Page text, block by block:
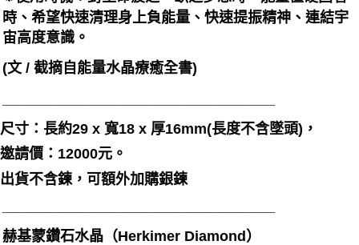
時、希望快速清理身上負能量、快速提振精神、連結宇
宙高度意識。
(文 / 截摘自能量水晶療癒全書)
尺寸：長約29 x 寬18 x 厚16mm(長度不含墜頭)，
邀請價：12000元。
出貨不含鍊，可額外加購銀鍊
赫基蒙鑽石水晶（Herkimer Diamond）